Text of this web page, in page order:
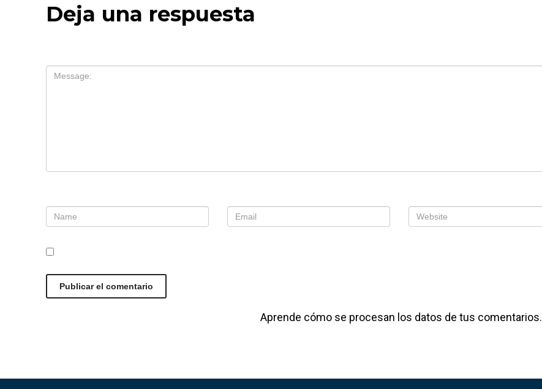
Deja una respuesta
Aprende cómo se procesan los datos de tus comentarios.